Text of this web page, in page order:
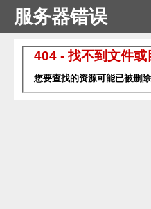
服务器错误
404 - 找不到文件或
您要查找的资源可能已被删